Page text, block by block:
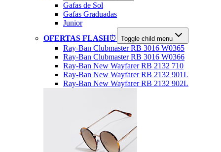
Gafas de Sol
Gafas Graduadas
Junior
OFERTAS FLASH⏰ Toggle child menu
Ray-Ban Clubmaster RB 3016 W0365
Ray-Ban Clubmaster RB 3016 W0366
Ray-Ban New Wayfarer RB 2132 710
Ray-Ban New Wayfarer RB 2132 901L
Ray-Ban New Wayfarer RB 2132 902L